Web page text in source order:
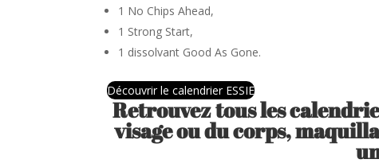
1 No Chips Ahead,
1 Strong Start,
1 dissolvant Good As Gone.
Découvrir le calendrier ESSIE
Retrouvez tous les
visage ou du corps,